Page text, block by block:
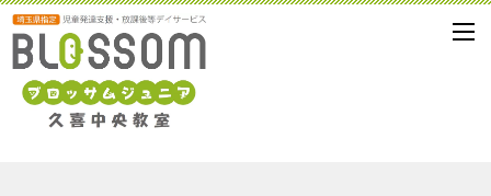
著者：管理者